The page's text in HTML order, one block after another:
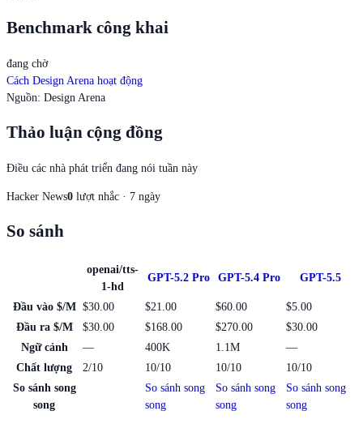
Benchmark công khai
đang chờ
Cách Design Arena hoạt động
Nguồn: Design Arena
Thảo luận cộng đồng
Điều các nhà phát triển đang nói tuần này
Hacker News0 lượt nhắc · 7 ngày
So sánh
openai/tts-
1-hd
GPT-5.2 Pro GPT-5.4 Pro GPT-5.5
Đầu vào $/M $30.00 $21.00 $60.00
$5.00
Đầu ra $/M
$30.00 $168.00 $270.00
$30.00
Ngữ cảnh
— 400K 1.1M
—
Chất lượng
2/10 10/10 10/10
10/10
So sánh song
song
So sánh song
song
So sánh song
song
So sánh song
song